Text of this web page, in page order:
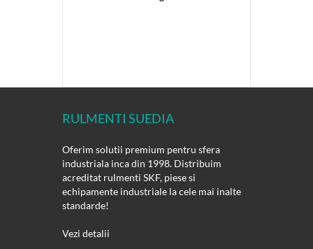
RULMENTI SUEDIA
Oferim solutii premium pentru sfera
industriala inca din 1998. Distribuim
acreditat rulmenti SKF, piese si
echipamente industriale la cele mai inalte
standarde!
Vezi detalii